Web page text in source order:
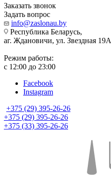
Заказать звонок
Задать вопрос
info@zaslonau.by
Республика Беларусь,
аг. Ждановичи, ул. Звездная 19А
Режим работы:
с 12:00 до 23:00
Facebook
Instagram
+375 (29) 395-26-26
+375 (29) 395-26-26
+375 (33) 395-26-26